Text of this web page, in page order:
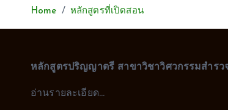
Home หลักสูตรที่เปิดสอน
หลักสูตรปริญญาตรี สาขาวิชาวิศวกรรมสำรว
อ่านรายละเอียด…